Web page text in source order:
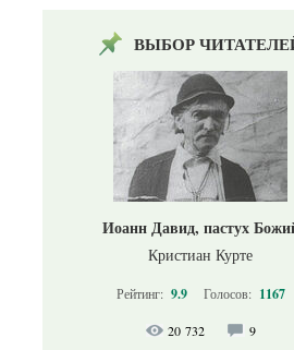
ВЫБОР
Иоанн Давид, пастух
Кристиан Курте
Рейтинг: 9.9 Голосов: 1167
20 732 9